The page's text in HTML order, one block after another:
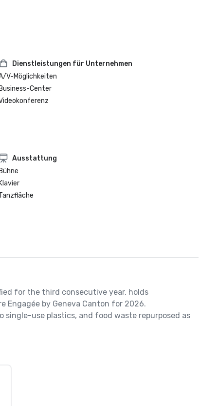
Dienstleistungen für Unternehmen
V-Möglichkeiten
Center
Ausstattung
for the third consecutive year, holds
Engagée by Geneva Canton for 2026.
use plastics, and food waste repurposed as